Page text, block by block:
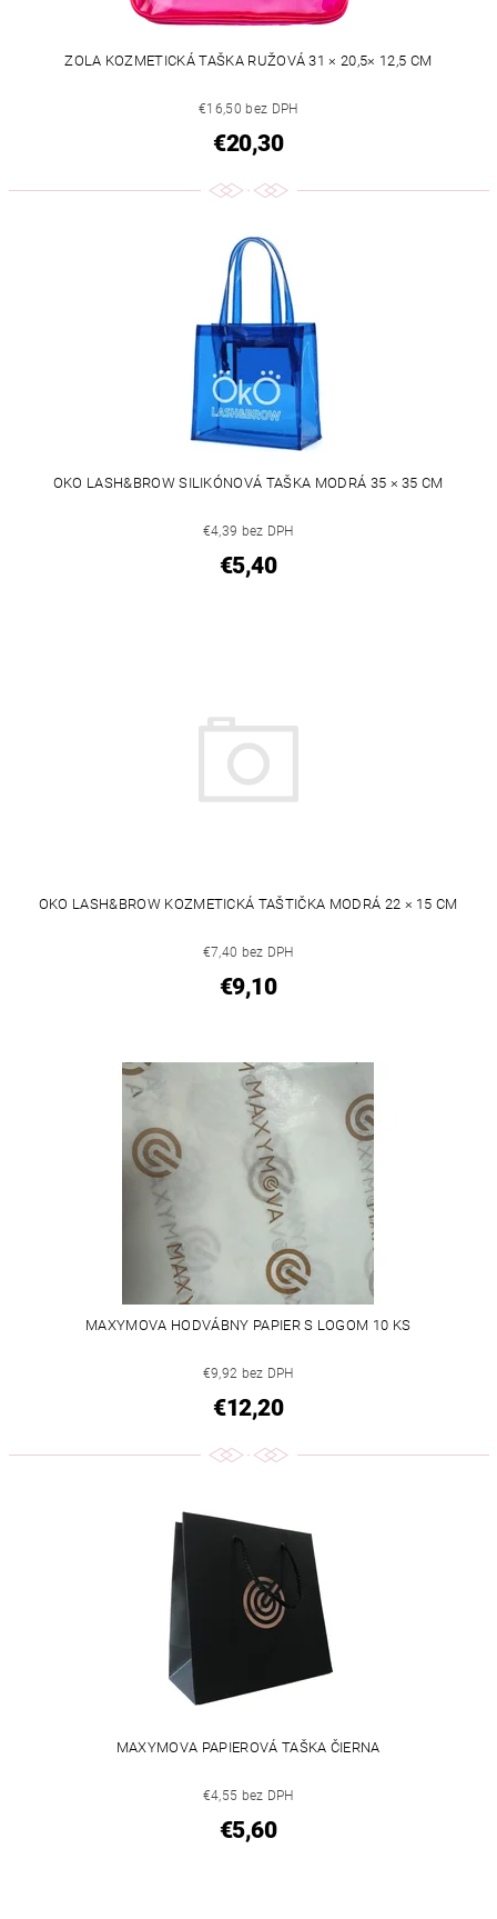
ZOLA KOZMETICKÁ TAŠKA RUŽOVÁ 31 × 20,5× 12,5 CM
€16,50 bez DPH
€20,30
OKO LASH&BROW SILIKÓNOVÁ TAŠKA MODRÁ 35 × 35 CM
€4,39 bez DPH
€5,40
OKO LASH&BROW KOZMETICKÁ TAŠTIČKA MODRÁ 22 × 15 CM
€7,40 bez DPH
€9,10
MAXYMOVA HODVÁBNY PAPIER S LOGOM 10 KS
€9,92 bez DPH
€12,20
MAXYMOVA PAPIEROVÁ TAŠKA ČIERNA
€4,55 bez DPH
€5,60